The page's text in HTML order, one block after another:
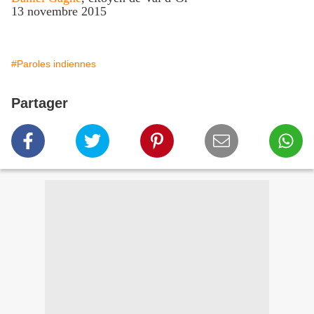
13 novembre 2015
#Paroles indiennes
Partager